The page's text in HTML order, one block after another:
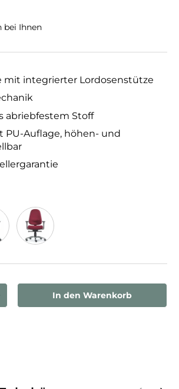
bei Ihnen
mit integrierter Lordosenstütze
abriebfestem Stoff
PU-Auflage, höhen- und
erhöhenIn den Warenkorb